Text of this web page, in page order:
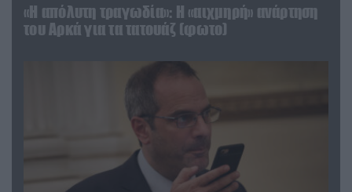
«Η απόλυτη τραγωδία»: Η «αιχμηρή» ανάρτηση
του Αρκά για τα τατουάζ (φωτο)